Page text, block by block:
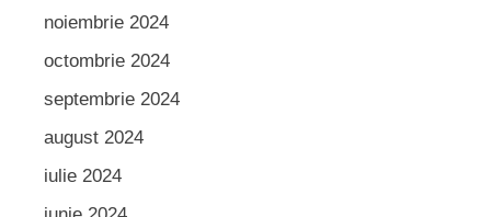
noiembrie 2024
octombrie 2024
septembrie 2024
august 2024
iulie 2024